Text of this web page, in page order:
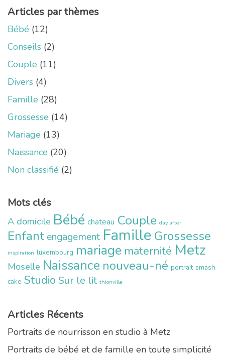
Articles par thèmes
Bébé (12)
Conseils (2)
Couple (11)
Divers (4)
Famille (28)
Grossesse (14)
Mariage (13)
Naissance (20)
Non classifié (2)
Mots clés
A domicile Bébé chateau Couple day after
Enfant engagement Famille Grossesse
inspiration luxembourg mariage maternité Metz
Moselle Naissance nouveau-né portrait smash
cake Studio Sur le lit thionville
Articles Récents
Portraits de nourrisson en studio à Metz
Portraits de bébé et de famille en toute simplicité